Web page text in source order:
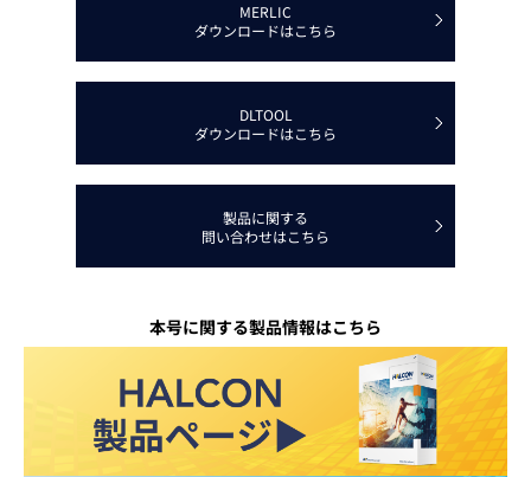
MERLIC
ダウンロードはこちら
DLTOOL
ダウンロードはこちら
製品に関する
問い合わせはこちら
本号に関する製品情報はこちら